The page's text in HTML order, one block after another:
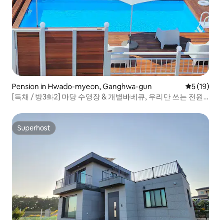
Pension in Hwado-myeon, Ganghwa-gun
5 (19)
[독채 / 방3화2] 마당 수영장 & 개별바베큐, 우리만 쓰는 전원
Superhost
Superhost